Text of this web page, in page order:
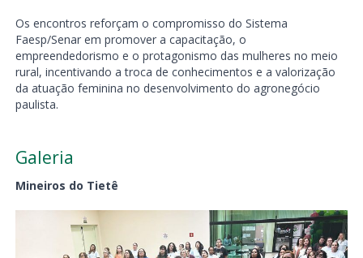
Os encontros reforçam o compromisso do Sistema
Faesp/Senar em promover a capacitação, o
empreendedorismo e o protagonismo das mulheres no meio
rural, incentivando a troca de conhecimentos e a valorização
da atuação feminina no desenvolvimento do agronegócio
paulista.
Galeria
Mineiros do Tietê